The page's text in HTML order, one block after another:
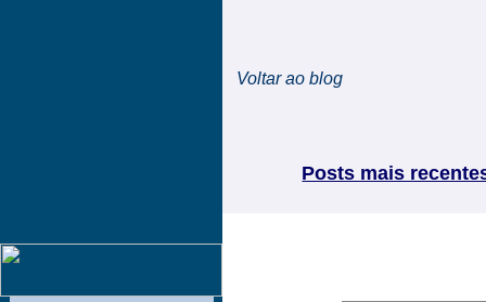
Voltar ao blog
Posts mais